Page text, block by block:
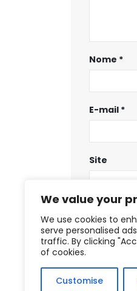
We value your
We use cookies to
serve personalised
traffic. By clicking
of cookies.
Customise
Nome *
E-mail *
Site